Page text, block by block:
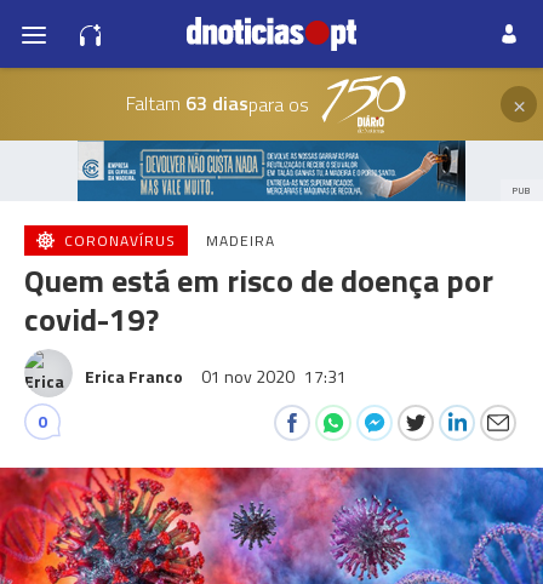
Faltam 63 diaspara os ×
PUB
CORONAVÍRUS MADEIRA
Quem está em risco de doença por
covid-19?
Erica Franco 01 nov 2020 17:31
0